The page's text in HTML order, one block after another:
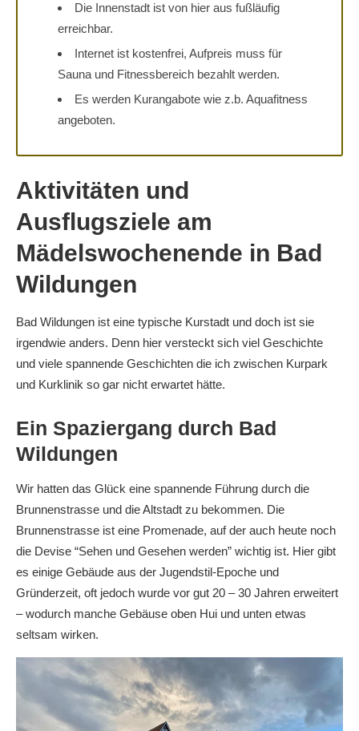
Die Innenstadt ist von hier aus fußläufig
erreichbar.
Internet ist kostenfrei, Aufpreis muss für
Sauna und Fitnessbereich bezahlt werden.
Es werden Kurangabote wie z.b. Aquafitness
angeboten.
Aktivitäten und
Ausflugsziele am
Mädelswochenende in Bad
Wildungen
Bad Wildungen ist eine typische Kurstadt und doch ist sie
irgendwie anders. Denn hier versteckt sich viel Geschichte
und viele spannende Geschichten die ich zwischen Kurpark
und Kurklinik so gar nicht erwartet hätte.
Ein Spaziergang durch Bad
Wildungen
Wir hatten das Glück eine spannende Führung durch die
Brunnenstrasse und die Altstadt zu bekommen. Die
Brunnenstrasse ist eine Promenade, auf der auch heute noch
die Devise “Sehen und Gesehen werden” wichtig ist. Hier gibt
es einige Gebäude aus der Jugendstil-Epoche und
Gründerzeit, oft jedoch wurde vor gut 20 – 30 Jahren erweitert
– wodurch manche Gebäuse oben Hui und unten etwas
seltsam wirken.